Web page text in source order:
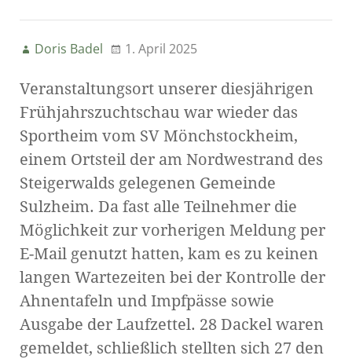
Doris Badel 1. April 2025
Veranstaltungsort unserer diesjährigen
Frühjahrszuchtschau war wieder das
Sportheim vom SV Mönchstockheim,
einem Ortsteil der am Nordwestrand des
Steigerwalds gelegenen Gemeinde
Sulzheim. Da fast alle Teilnehmer die
Möglichkeit zur vorherigen Meldung per
E-Mail genutzt hatten, kam es zu keinen
langen Wartezeiten bei der Kontrolle der
Ahnentafeln und Impfpässe sowie
Ausgabe der Laufzettel. 28 Dackel waren
gemeldet, schließlich stellten sich 27 den